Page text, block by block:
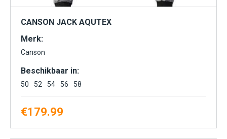
CANSON JACK AQUTEX
Merk:
Canson
Beschikbaar in:
50 52 54 56 58
€179.99